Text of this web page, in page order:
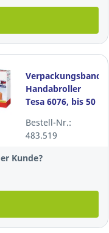
Verpackungsband
Handabroller
Tesa 6076, bis 50
orange
Bestell-Nr.:
483.519
Kunde?